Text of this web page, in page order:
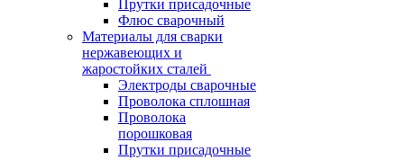
Прутки присадочные
Флюс сварочный
Материалы для сварки
нержавеющих и
жаростойких сталей
Электроды сварочные
Проволока сплошная
Проволока
порошковая
Прутки присадочные